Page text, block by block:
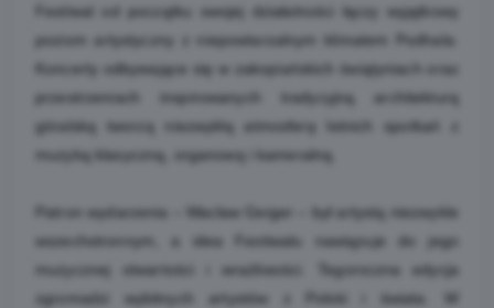
Festiwal od początku swojej działalności łączy wyjątkowy
poziom artystyczny z niepowtarzalnym klimatem Podhala.
Koncerty odbywające się w zakopiańskich świątyniach oraz
przestrzeniach inspirowanych tradycyjną architekturą
góralską tworzą niezwykłą atmosferę letnich spotkań z
muzyką klasyczną, organową i kameralną.
Patron wydarzenia – Wacław Geiger – był artystą niezwykle
wszechstronnym, a idea Festiwalu nawiązuje do jego
muzycznej otwartości i wrażliwości. Tegoroczna edycja
zgromadzi wybitnych artystów z Polski i świata. W